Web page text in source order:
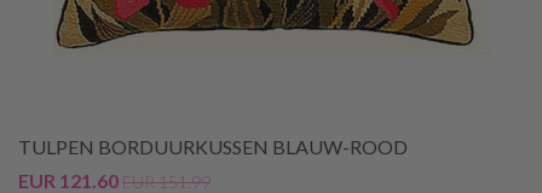
TULPEN BORDUURKUSSEN BLAUW-ROOD
EUR 121.60EUR 151.99